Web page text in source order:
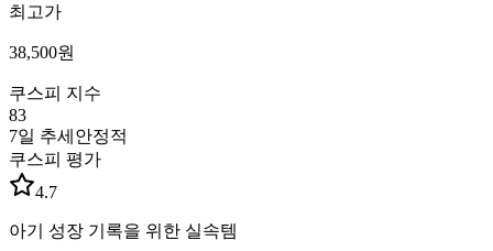
최고가
38,500원
쿠스피 지수
83
7일 추세 안정적
쿠스피 평가
4.7
아기 성장 기록을 위한 실속템